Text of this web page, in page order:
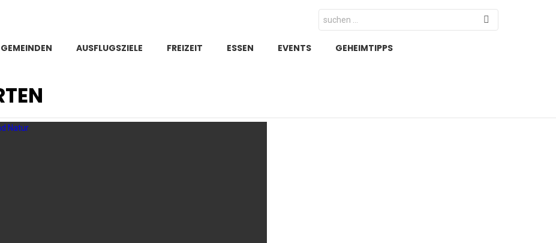
Search
for:
AUSFLUGSZIELE FREIZEIT ESSEN EVENTS GEHEIMTIPPS